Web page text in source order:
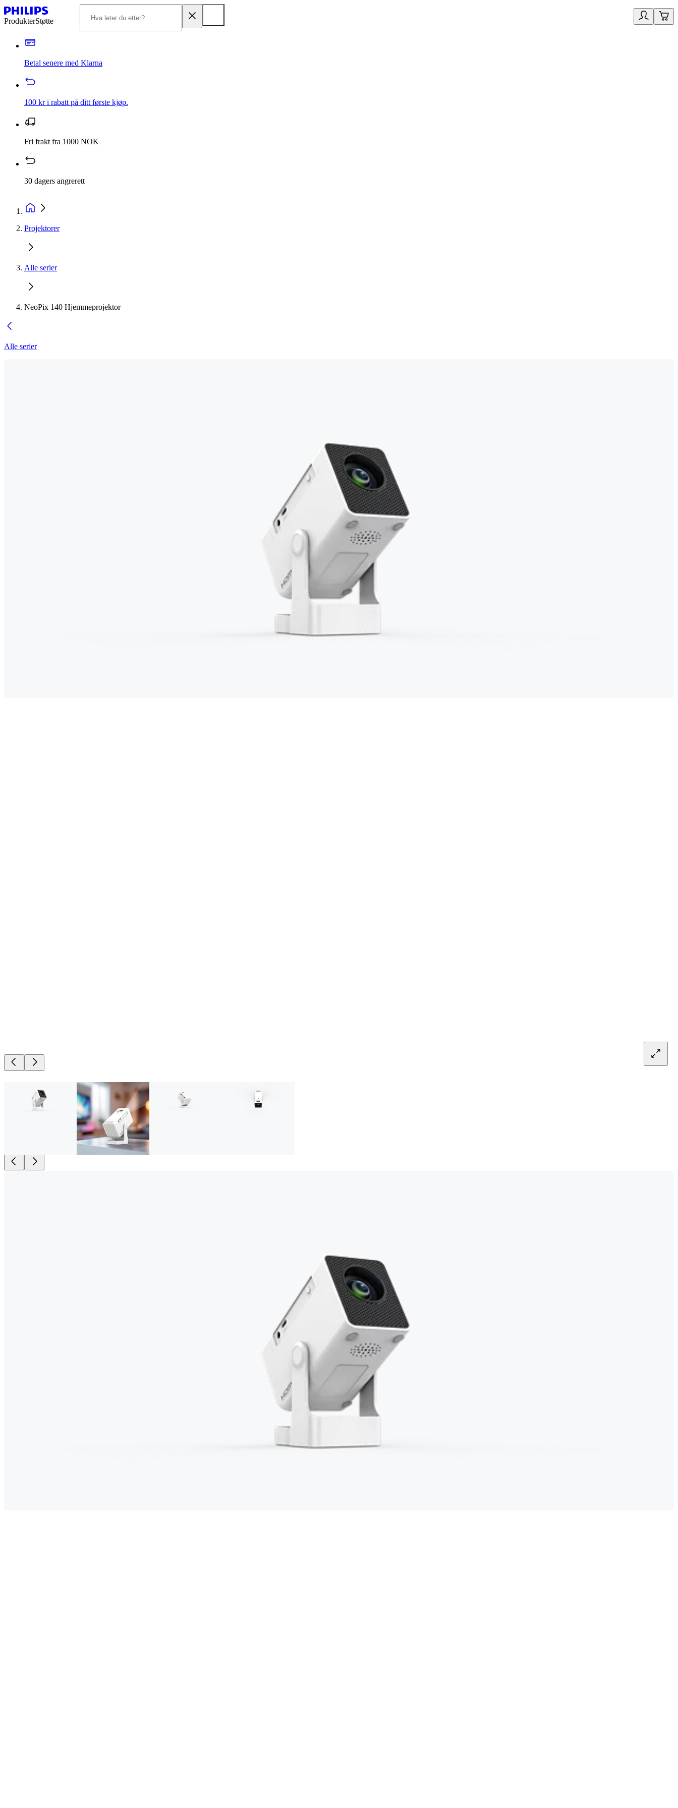
ProdukterStøtte
Betal senere med Klarna
100 kr i rabatt på ditt første kjøp.
Fri frakt fra 1000 NOK
30 dagers angrerett
Projektorer
Alle serier
NeoPix 140 Hjemmeprojektor
Alle serier